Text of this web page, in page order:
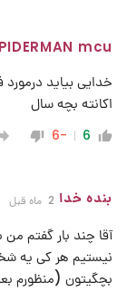
mcu
خدایی بیاید
اکانته بچه سال
6
-6
‌‌بنده خدا 2 ماه قبل
آقا چند بار گفتم من
نیستیم هر کی یه
بچگیتون (منظورم